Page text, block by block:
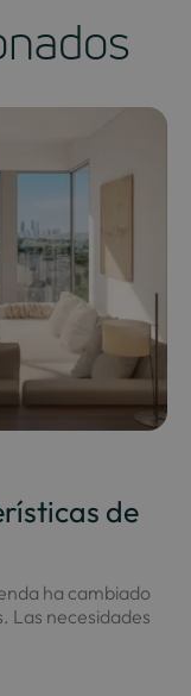
de
ha cambiado
Las necesidades